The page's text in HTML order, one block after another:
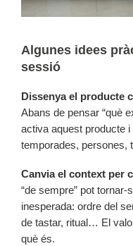
Algunes idees
sessió
Dissenya el producte
Abans de pensar “què
activa aquest producte i
temporades, persones,
Canvia el context per
“de sempre” pot tornar-
inesperada: ordre del
de tastar, ritual… El
què és.